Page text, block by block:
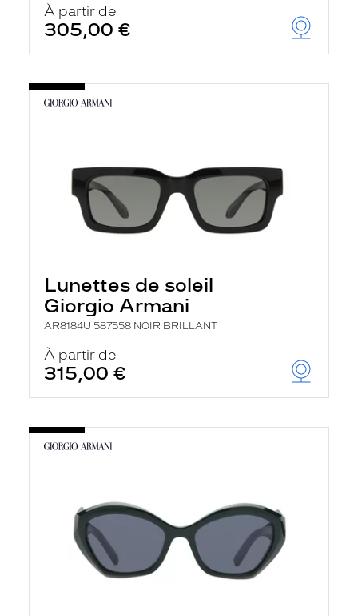
À partir de
305,00 €
Lunettes de soleil
Giorgio Armani
AR8184U 587558 NOIR BRILLANT
À partir de
315,00 €